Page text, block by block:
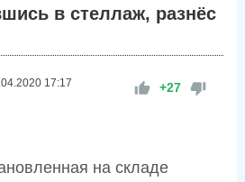
в стеллаж, разнёс
17:17 +27
на складе